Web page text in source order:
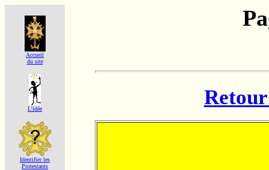
Accueil
du site
L'idée
Identifier les
Protestants